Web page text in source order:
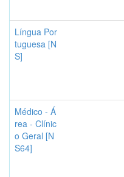
Língua Por
tuguesa [N
S]
Médico - Á
rea - Clínic
o Geral [N
S64]